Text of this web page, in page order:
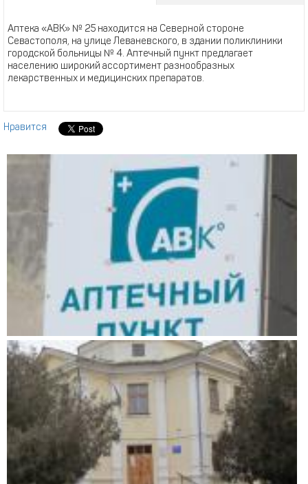
Аптека «АВК» № 25 находится на Северной стороне
Севастополя, на улице Леваневского, в здании поликлиники
городской больницы № 4. Аптечный пункт предлагает
населению широкий ассортимент разнообразных
лекарственных и медицинских препаратов.
Нравится